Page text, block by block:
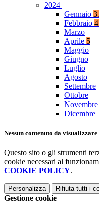
2024
Gennaio
Febbraio
Marzo
Aprile 5
Maggio
Giugno
Luglio
Agosto
Settembre
Ottobre
Novembre
Dicembre
Nessun contenuto da visualizzare
Questo sito o gli strumenti
cookie necessari al
COOKIE POLICY.
Personalizza Rifiuta tutti i
Gestione cookie